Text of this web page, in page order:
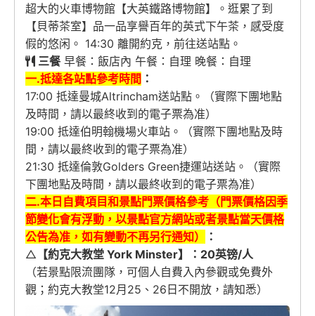
超大的火車博物館【大英鐵路博物館】。逛累了到
【貝蒂茶室】品一品享譽百年的英式下午茶，感受度
假的悠闲。 14:30 離開約克，前往送站點。
三餐早餐：飯店內 午餐：自理 晚餐：自理
一.抵達各站點參考時間 ：
17:00 抵達曼城Altrincham送站點。（實際下團地點
及時間，請以最終收到的電子票為准）
19:00 抵達伯明翰機場火車站。（實際下團地點及時
間，請以最終收到的電子票為准）
21:30 抵達倫敦Golders Green捷運站送站。（實際
下團地點及時間，請以最終收到的電子票為准）
二.本日自費項目和景點門票價格參考（門票價格因季
節變化會有浮動，以景點官方網站或者景點當天價格
公告為准， 如有變動不再另行通知）
：
△ 【約克大教堂 York Minster】：20英镑/人
（若景點限流團隊，可個人自費入內參觀或免費外
觀；約克大教堂12月25、26日不開放，請知悉）